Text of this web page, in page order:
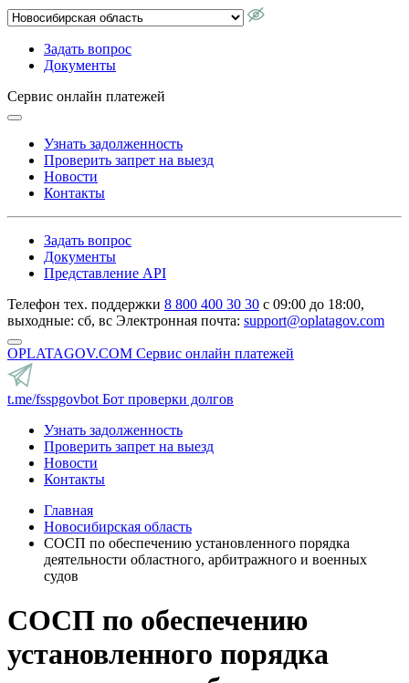
Задать вопрос
Документы
Сервис онлайн платежей
Узнать задолженность
Проверить запрет на выезд
Новости
Контакты
Задать вопрос
Документы
Представление API
Телефон тех. поддержки 8 800 400 30 30 с 09:00 до 18:00,
выходные: сб, вс Электронная почта: support@oplatagov.com
OPLATAGOV.COM Сервис онлайн платежей
t.me/fsspgovbot Бот проверки долгов
Узнать задолженность
Проверить запрет на выезд
Новости
Контакты
Главная
Новосибирская область
СОСП по обеспечению установленного порядка
деятельности областного, арбитражного и военных
судов
СОСП по обеспечению
установленного порядка